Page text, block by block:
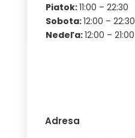
Piatok:11:00 – 22:30
Sobota:12:00 – 22:30
Nedeľa:12:00 – 21:00
Adresa